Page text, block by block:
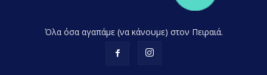
Όλα όσα αγαπάμε (να κάνουμε) στον Πειραιά.